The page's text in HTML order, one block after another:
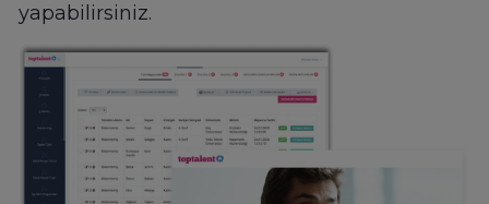
yapabilirsiniz.